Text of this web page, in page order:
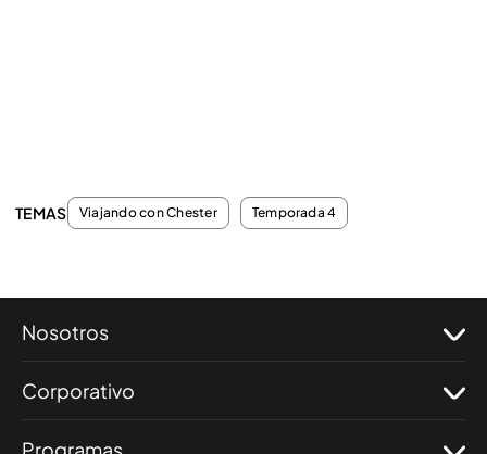
TEMAS Viajando con Chester Temporada 4
Nosotros
Corporativo